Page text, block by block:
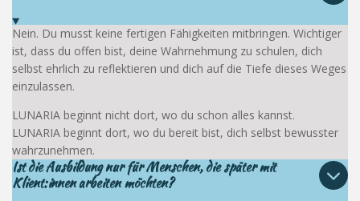
Nein. Du musst keine fertigen Fähigkeiten mitbringen. Wichtiger
ist, dass du offen bist, deine Wahrnehmung zu schulen, dich
selbst ehrlich zu reflektieren und dich auf die Tiefe dieses Weges
einzulassen.
LUNARIA beginnt nicht dort, wo du schon alles kannst.
LUNARIA beginnt dort, wo du bereit bist, dich selbst bewusster
wahrzunehmen.
Ist die Ausbildung nur für Menschen, die später mit
Klient:innen arbeiten möchten?